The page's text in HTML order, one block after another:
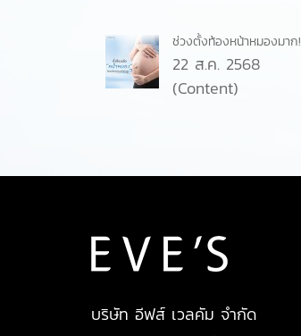
ช่วงตั้งท้องหน้าหมองมาก!
22 ส.ค. 2568
(Content)
บริษัท อีฟส์ เวลคัม จำกัด